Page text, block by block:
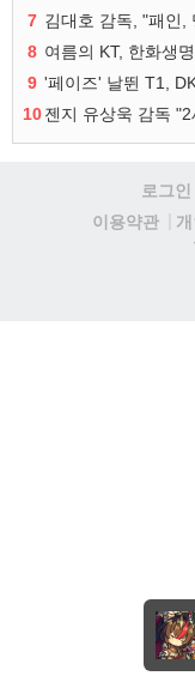
7 김대호 감독, "패인,
8 여름의 KT, 한화생
9 '페이즈' 날뛴 T1,
10젠지 유상욱 감독
로그인
이용약관